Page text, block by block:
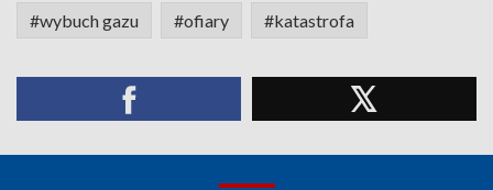
#wybuch gazu #ofiary #katastrofa